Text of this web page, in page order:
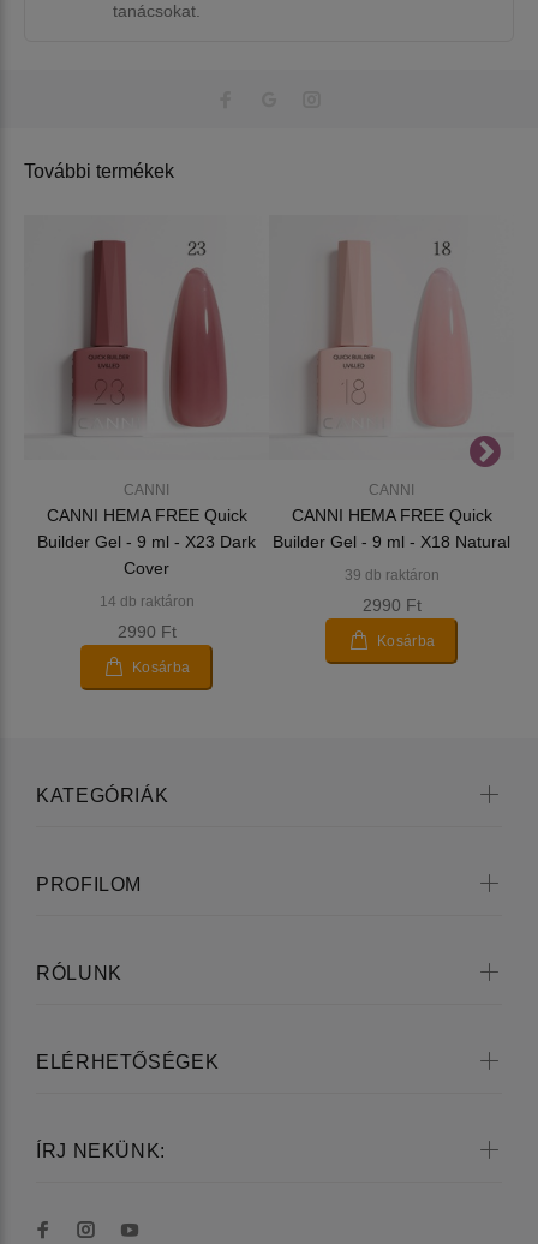
tanácsokat.
További termékek
CANNI
CANNI HEMA FREE Quick
Builder Gel - 9 ml - X23 Dark
Cover
14 db raktáron
2990 Ft
Kosárba
CANNI
CANNI HEMA FREE Quick
Builder Gel - 9 ml - X18 Natural
39 db raktáron
2990 Ft
Kosárba
KATEGÓRIÁK
PROFILOM
RÓLUNK
ELÉRHETŐSÉGEK
ÍRJ NEKÜNK: